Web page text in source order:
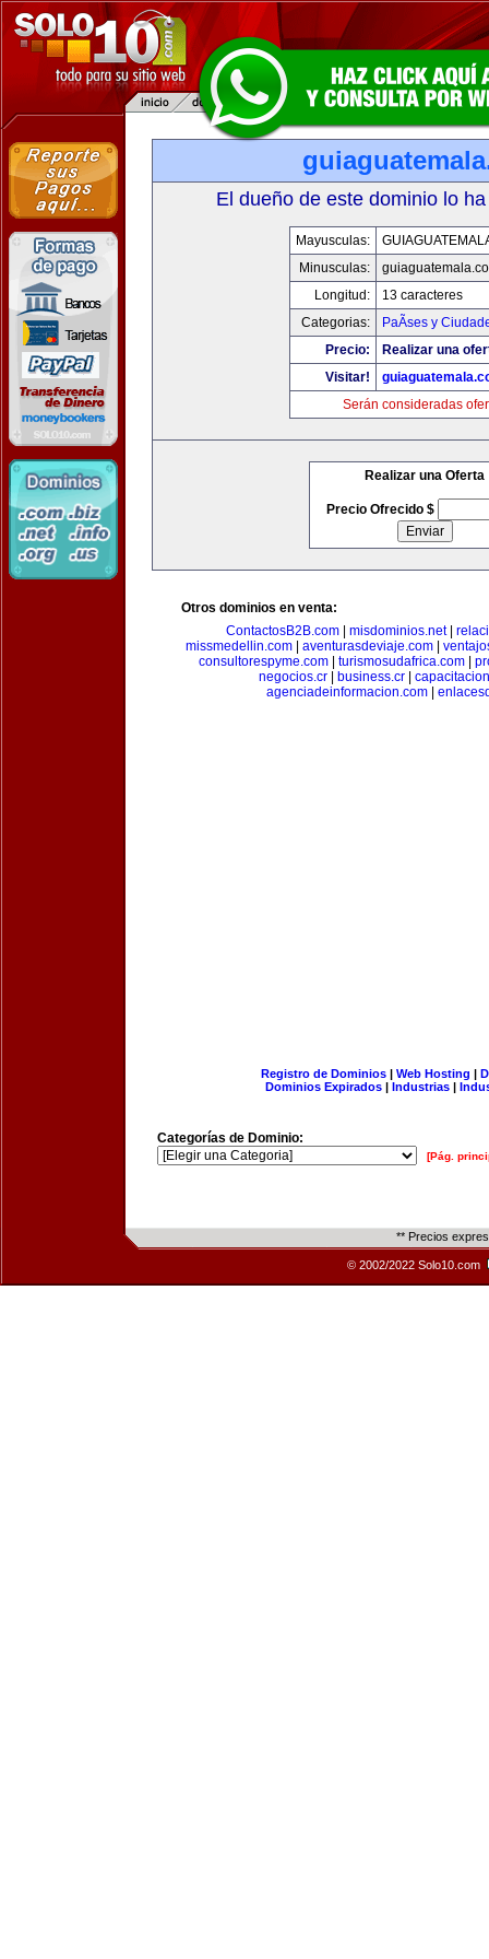
El dueño de este dominio lo
Mayusculas:
Minusculas:
Longitud:
13 caracteres
Categorias:
PaÃ­ses y
Precio:
Realizar una
Visitar!
Serán consideradas
Realizar una Oferta
Precio Ofrecido $
Otros dominios en venta:
ContactosB2B.com
misdominios.net|
missmedellin.com
aventurasdeviaje.com
consultorespyme.com| turismosudafrica.com|
negocios.cr| business.cr|
agenciadeinformacion.com
Registro de Dominios| Web Hosting |
Dominios Expirados | Industrias |
Categorías de Dominio:
[Pág.
** Precios
© 2002/2022 Solo10.com